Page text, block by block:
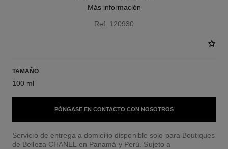
Más información
Ref. 120930
TAMAÑO
100 ml
PÓNGASE EN CONTACTO CON NOSOTROS
Servicio de entrega a domicilio disponible solo para Boutiques
de Belleza CHANEL en Panamá y Perú. Sujeto a